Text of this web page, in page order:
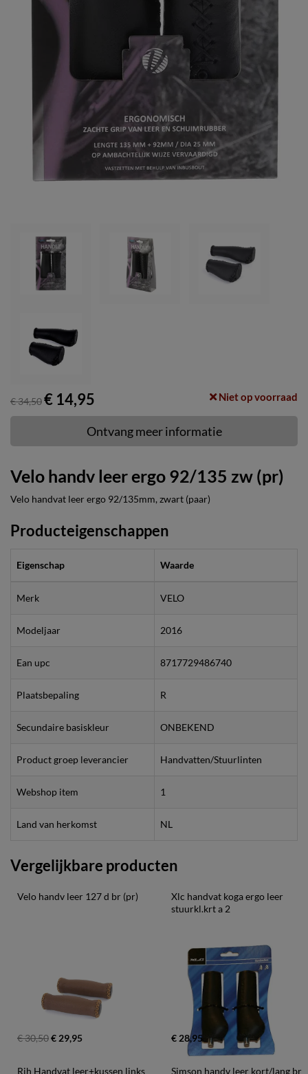
€ 34,50€ 14,95 Niet op voorraad
Ontvang meer informatie
Velo handv leer ergo 92/135 zw (pr)
Velo handvat leer ergo 92/135mm, zwart (paar)
Producteigenschappen
Eigenschap Waarde
Merk VELO
Modeljaar 2016
Ean upc 8717729486740
Plaatsbepaling R
Secundaire basiskleur ONBEKEND
Product groep leverancier Handvatten/Stuurlinten
Webshop item 1
Land van herkomst NL
Vergelijkbare producten
Velo handv leer 127 d br (pr)
€ 30,50€ 29,95
Xlc handvat koga ergo leer
stuurkl.krt a 2
€ 28,95
Rih Handvat leer+kussen links Simson handv leer kort/lang br